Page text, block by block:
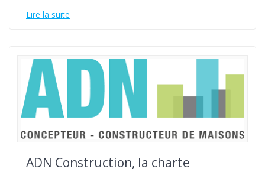
Lire la suite
ADN Construction, la charte